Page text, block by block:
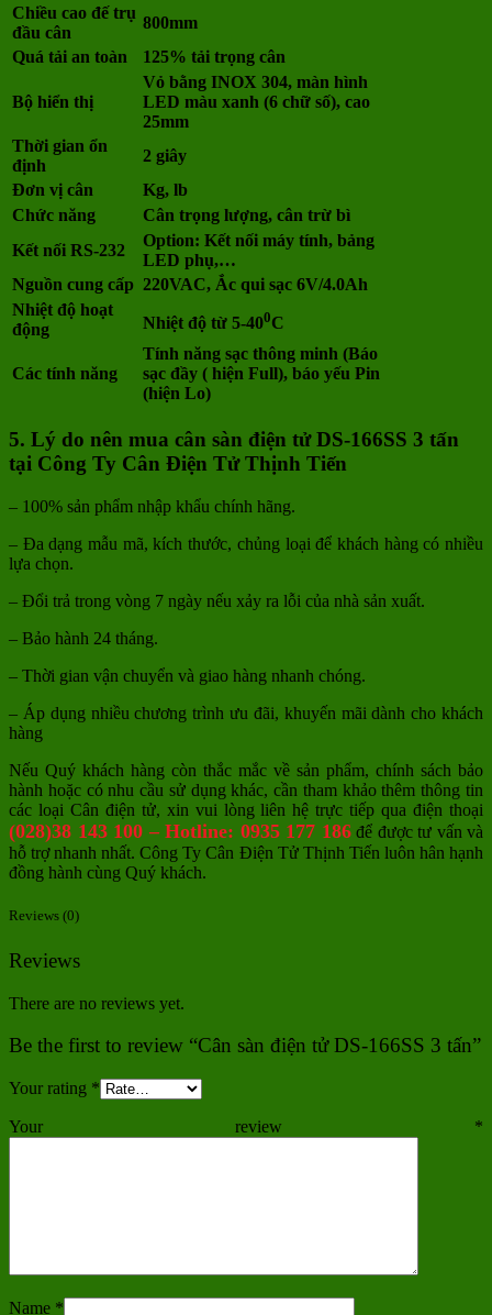
Chiều cao đế trụ
đầu cân
800mm
Quá tải an toàn
125% tải trọng cân
Bộ hiển thị
Vỏ bằng INOX 304, màn hình
LED màu xanh (6 chữ số), cao
25mm
Thời gian ổn
định
2 giây
Đơn vị cân
Kg, lb
Chức năng
Cân trọng lượng, cân trừ bì
Kết nối RS-232
Option: Kết nối máy tính, bảng
LED phụ,…
Nguồn cung cấp 220VAC, Ắc qui sạc 6V/4.0Ah
Nhiệt độ hoạt
động
Nhiệt độ từ 5-400C
Các tính năng
Tính năng sạc thông minh (Báo
sạc đầy ( hiện Full), báo yếu Pin
(hiện Lo)
5. Lý do nên mua cân sàn điện tử DS-166SS 3 tấn
tại Công Ty Cân Điện Tử Thịnh Tiến
– 100% sản phẩm nhập khẩu chính hãng.
– Đa dạng mẫu mã, kích thước, chủng loại để khách hàng có nhiều
lựa chọn.
– Đổi trả trong vòng 7 ngày nếu xảy ra lỗi của nhà sản xuất.
– Bảo hành 24 tháng.
– Thời gian vận chuyển và giao hàng nhanh chóng.
– Áp dụng nhiều chương trình ưu đãi, khuyến mãi dành cho khách
hàng
Nếu Quý khách hàng còn thắc mắc về sản phẩm, chính sách bảo
hành hoặc có nhu cầu sử dụng khác, cần tham khảo thêm thông tin
các loại Cân điện tử, xin vui lòng liên hệ trực tiếp qua điện thoại
(028)38 143 100 – Hotline: 0935 177 186 để được tư vấn và
hỗ trợ nhanh nhất. Công Ty Cân Điện Tử Thịnh Tiến luôn hân hạnh
đồng hành cùng Quý khách.
Reviews (0)
Reviews
There are no reviews yet.
Be the first to review “Cân sàn điện tử DS-166SS 3 tấn”
Your rating *
Your review *
Name *